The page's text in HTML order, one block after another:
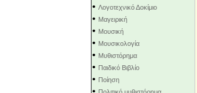
• Λογοτεχνικό Δοκίμιο
• Μαγειρική
• Μουσική
• Μουσικολογία
• Μυθιστόρημα
• Παιδικό Βιβλίο
• Ποίηση
•